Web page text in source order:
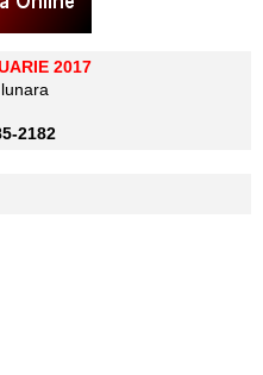
2017
2182